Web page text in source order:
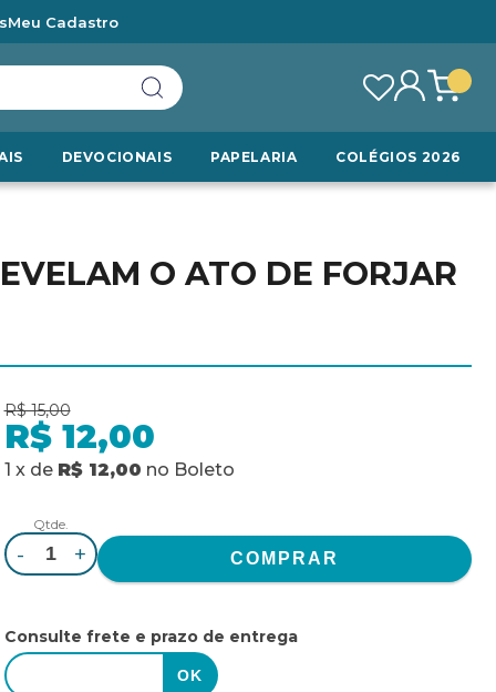
Meu Cadastro
DEVOCIONAIS PAPELARIA COLÉGIOS 2026
O ATO DE FORJAR
R$ 15,00
R$ 12,00
1 x de R$ 12,00 no Boleto
Qtde.
- +
Consulte frete e prazo de entrega